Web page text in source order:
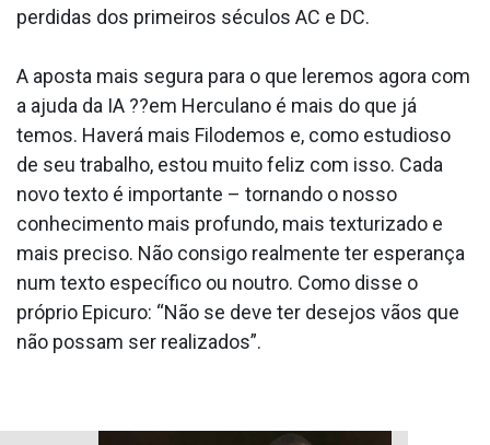
perdidas dos primeiros séculos AC e DC.
A aposta mais segura para o que leremos agora com
a ajuda da IA ??em Herculano é mais do que já
temos. Haverá mais Filodemos e, como estudioso
de seu trabalho, estou muito feliz com isso. Cada
novo texto é importante – tornando o nosso
conhecimento mais profundo, mais texturizado e
mais preciso. Não consigo realmente ter esperança
num texto específico ou noutro. Como disse o
próprio Epicuro: “Não se deve ter desejos vãos que
não possam ser realizados”.